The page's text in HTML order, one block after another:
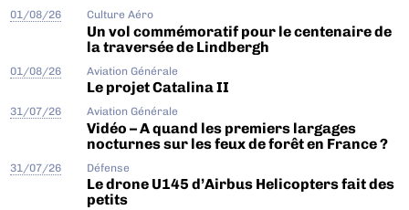
01/08/26 Culture Aéro
Un vol commémoratif pour le centenaire de
la traversée de Lindbergh
01/08/26 Aviation Générale
Le projet Catalina II
31/07/26 Aviation Générale
Vidéo – A quand les premiers largages
nocturnes sur les feux de forêt en France ?
31/07/26 Défense
Le drone U145 d’Airbus Helicopters fait des
petits